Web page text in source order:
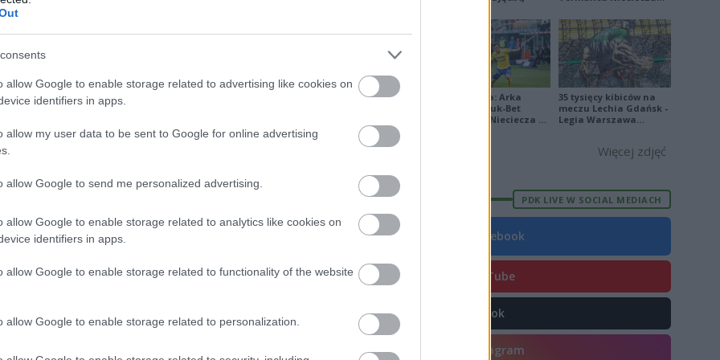
allow Google to enable storage related to advertising like cookies on
identifiers in apps.
allow my user data to be sent to Google for online advertising
allow Google to send me personalized advertising.
allow Google to enable storage related to analytics like cookies on
identifiers in apps.
allow Google to enable storage related to functionality of the website
allow Google to enable storage related to personalization.
34-59
21-111
19-99
M PKT Z R P GOLE FORMA
13 27 8 3 2 44-17
13 26 8 2 32-21
Ekstraklasa: Arka
Gdynia - Bruk-Bet
Termalica Nieciecza 2-
35 tysięcy kibiców na
meczu Lechia Gdańsk -
Legia Warszawa
Więcej zdjęć
PDK LIVE W SOCIAL MEDIACH
Facebook
YouTube
TikTok
Instagram